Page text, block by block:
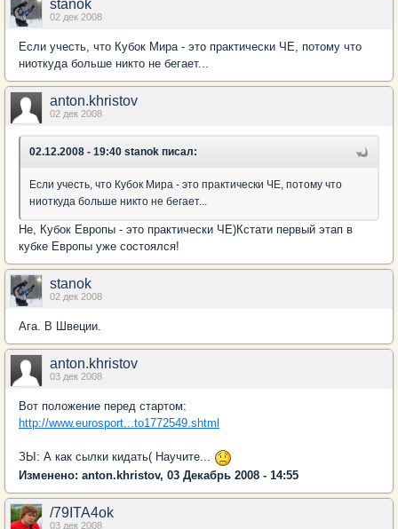
stanok
02 дек 2008
Если учесть, что Кубок Мира - это практически ЧЕ, потому что
ниоткуда больше никто не бегает...
anton.khristov
02 дек 2008
02.12.2008 - 19:40 stanok писал:
Если учесть, что Кубок Мира - это практически ЧЕ, потому что
ниоткуда больше никто не бегает...
Не, Кубок Европы - это практически ЧЕ)Кстати первый этап в
кубке Европы уже состоялся!
stanok
02 дек 2008
Ага. В Швеции.
anton.khristov
03 дек 2008
Вот положение перед стартом:
http://www.eurosport...to1772549.shtml
ЗЫ: А как сылки кидать( Научите...
Изменено: anton.khristov, 03 Декабрь 2008 - 14:55
/79ITA4ok
03 дек 2008